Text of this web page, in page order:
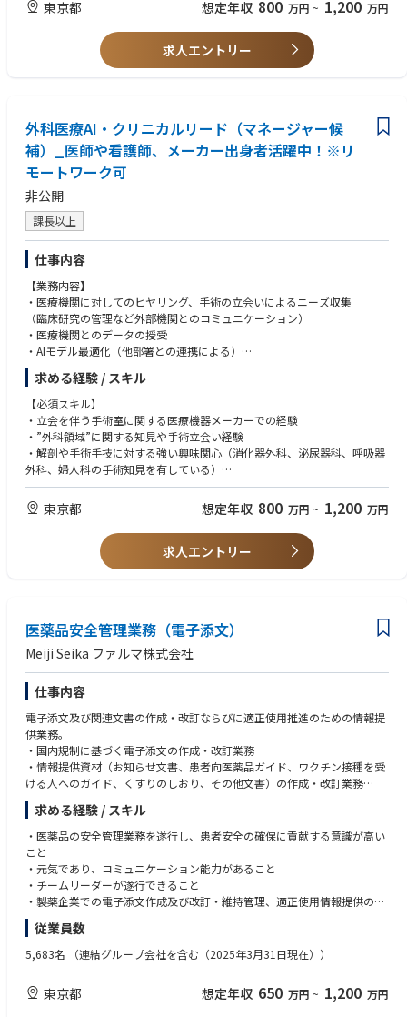
研究助成金（Scientific Grants）を含む非販促活動に関するガバナンス面を
MAJOR RESPONSIBILITIES
認体制が適切に運用されていることを確保する。
すべてのコミュニケーションが現地の法令、規制およびガイドラインに準
拠していることを確保する。また、ポリシーや行動規範と現地法規制の間
に相違がある場合は、より厳格な基準を適用することを確保する。
すべてのコミュニケーションが電子承認システム上で所定の期限内にレビ
ュー・承認されること、ならびに承認済みコミュニケーションごとにロー
カルルールに基づいた固有の識別コードが付与されることを確保する。
レビュー・承認済みコミュニケーションおよび関連証憑について、電子承
認システム上で最低5年間の保管（アーカイブ）が行われることを確保す
る。
添付文書の変更、安全性情報の変更、規制改定、訴訟対応、承認済みコミ
ュニケーションが適切に更新されることを確保する。
要件に基づき有効期限が設定され、その期限管理が適切に実施されている
ことを確保する。
社内外のステークホルダーとの適時な連携・協議を通じて、会社の対応方
針や方向性の策定に貢献する。
E&C（Ethics & Compliance）および法務チームとの良好な連携のもと、
社員に対して質の高いトレーニングを提供する。
監督部門および関連ガバナンス組織と連携し、コンプライアンス基準、監
査対応体制、およびリスクマネジメント手法の整合性を確保する。
Operation Managementと監督部門との連絡窓口として機能し、コミュニ
ケーション、報告、および課題のエスカレーションを円滑に行う。
監督部門からの提言や要求事項が、CCCレビュー手順およびSOPへ適切に
反映されることを確保する。
判断が難しい「グレーゾーン案件」に対するエスカレーションルートを構
築・維持し、Medical、Regulatory、Legal、E&BIなどの関係部門との連携
を促進するとともに、意思決定内容を文書化し、一貫性を確保する。
グローバル要件に整合した形で、CCCレビューガバナンスに関するSOPお
監査・査察対応の準備を統括し、アーカイブおよび有効期限管理の証憑な
どを含むエビデンスパッケージ（承認事例のサンプリング、承認根拠、識
別コード等）を整備し、監査指摘事項に対するCAPAの完了管理を行う。
体系的なトレーニングおよびフィードバックサイクルを構築・運用する。
（頻出指摘事項の集約、レビュアー向けガイダンスの更新、申請者向けチ
ェックリストの改訂、E&BIおよび法務部門と連携したリフレッシュ研修の
実施など）
レビューに関するKPI（レビュー件数、リードタイム、再作業回数、期限
超過率）などをモニタリング・分析・報告する。コンプライアンスを損な
うことなく、リスクベースの振り分けやテンプレート活用による業務簡素
化・標準化を提案する。
レビュー、講演スライドレビュー、承認フローへの参加、期限内レビュー
完了等）を継続して遂行する。
メディカル活動（資材作成、イベント開催、講演依頼等）の企画段階から
Medical部門および関連部門へ助言を提供し、コンプライアンスおよびレ
ビュー対応準備の確保を支援する。
関係者が潜在的なコンプライアンスリスクを早期に特定し、適切なリスク
低減策を策定できるよう支援する。
効率的なレビュー経路（リスクベースアプローチや必要レビュー水準の判
断など）について助言し、レビュー期間の短縮およびリソース活用の最適
化を支援する。
Scientific Grants（研究助成金）およびその他の非販促目的の資金提供活動
について、適切なガバナンスおよびコンプライアンスを確保する。（レビ
ューの取りまとめ、文書管理、会社基準および関連法規との整合性確保を
・開発リスクの早期発見、課題の構造化・優先順位付け・解決推進
・製品開発における薬事規制（医療機器承認・QMS等）対応の工程管理サ
・開発ロードマップの維持・更新、上位マネジメントへの進捗報告・ドキ
の関与
【歓迎スキル】
・多職種（研究者・エンジニア・品質・薬事・経営）との円滑なコミュニ
ケーション能力
・医療機器承認（QMS省令・ISO 13485・IEC 62304等）対応の実務経験
・英語による基本的なコミュニケーション能力
・PMP・PMPro等のプロジェクトマネジメント資格
【求める人物像】
・開発現場に近い目線で、自ら動きながら課題を解決できる方
・技術・品質・薬事・ビジネス、それぞれの言語を理解し橋渡しができる
方
・曖昧な要件や変化の多い環境でも、自律的に整理・推進できる方
・スタートアップ特有のスピード感・泥臭さを前向きに楽しめる方
・弊社のミッション（外科手術をAIで支援し、患者アウトカムを改善す
る）に
強く共感し、事業の成長とともに自分も成長したい方
東京都 想定年収 800 万円 ~ 1,200 万円
求人エントリー
外科医療AI・クリニカルリード（マネージャー候
補）_医師や看護師、メーカー出身者活躍中！※リ
モートワーク可
非公開
課長以上
仕事内容
【業務内容】
・医療機関に対してのヒヤリング、手術の立会いによるニーズ収集
（臨床研究の管理など外部機関とのコミュニケーション）
・医療機関とのデータの授受
・AIモデル最適化（他部署との連携による）
・社内エンジニアの対応（製品開発連携）
・メンバーのマネジメントや開発スケジュールの調整
【業務の魅力】
・社会的インパクト：AIの「知能」となり、世界中の手術の安全性を高め
るプロダクトへと昇華されます！
・「現場のプロ」としてのキャリア：臨床知見をテクノロジーに変換する
・医学的知見のさらなる深化：一流の外科医と術式や解剖について深く議
論するため、現場にいた頃よりも専門知識がアップデートされます。
・ビジネススキル：医師との折衝やエンジニアへの要件定義を通じ、どこ
でも通用する高度なディレクション能力が身につきます。
・柔軟で安定した働き方：リモートワーク活用・土日祝休みなど、最先端
求める経験 / スキル
【必須スキル】
・立会を伴う手術室に関する医療機器メーカーでの経験
・”外科領域”に関する知見や手術立会い経験
・解剖や手術手技に対する強い興味関心（消化器外科、泌尿器科、呼吸器
外科、婦人科の手術知見を有している）
【歓迎スキル】
・AIなど先端技術への興味関心（データマネジメント経験）
・数名のマネジメント経験
・他部署との連携活動
・英語（中級コミュニケーション）
・社内外問わず円滑なコミュニケーションを取れる方
・スタートアップ環境で幅広い業務を前向きに遂行できる方
・弊社事業に関心があり、成長に寄り添える方
東京都 想定年収 800 万円 ~ 1,200 万円
求人エントリー
医薬品安全管理業務（電子添文）
Meiji Seika ファルマ株式会社
仕事内容
電子添文及び関連文書の作成・改訂ならびに適正使用推進のための情報提
供業務。
・国内規制に基づく電子添文の作成・改訂業務
・情報提供資材（お知らせ文書、患者向医薬品ガイド、ワクチン接種を受
ける人へのガイド、くすりのしおり、その他文書）の作成・改訂業務
・適正使用情報の提供に関する業務
・上記業務に関する社内外関係部署との調整、折衝および問い合わせ対応
・上記業務に係る文書・記録の管理ならびに業務品質の維持・改善業務
求める経験 / スキル
・医薬品の安全管理業務を遂行し、患者安全の確保に貢献する意識が高い
こと
・元気であり、コミュニケーション能力があること
・チームリーダーが遂行できること
・製薬企業での電子添文作成及び改訂・維持管理、適正使用情報提供の経
験（5年以上）を有すること
従業員数
5,683名 （連結グループ会社を含む（2025年3月31日現在））
東京都 想定年収 650 万円 ~ 1,200 万円